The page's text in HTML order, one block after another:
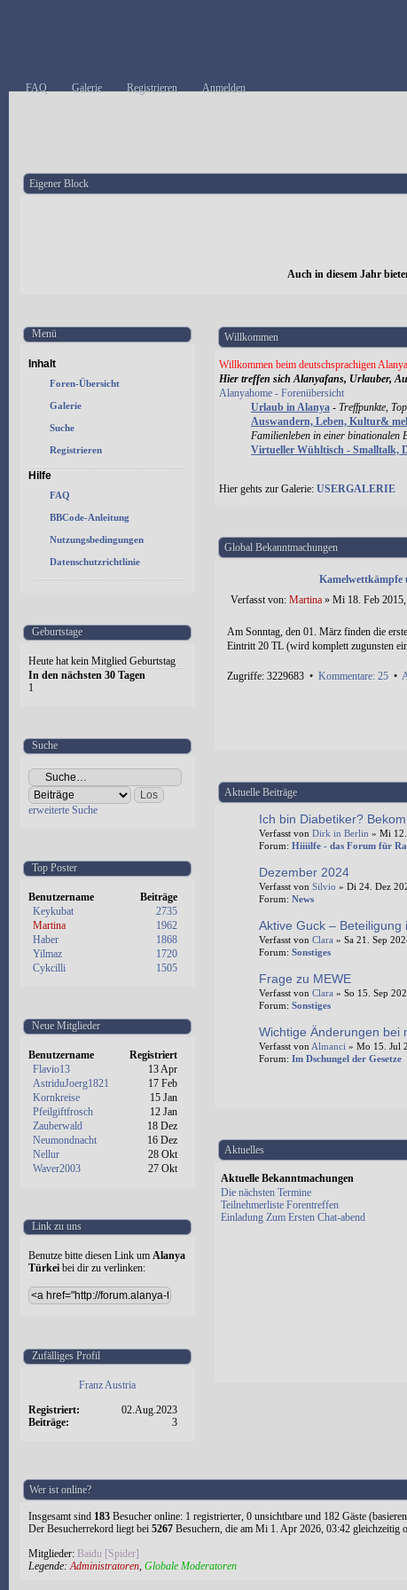
FAQ Galerie Registrieren Anmelden
Eigener Block
Auch in diesem Jahr
Menü
Inhalt
Foren-Übersicht
Galerie
Suche
Registrieren
Hilfe
FAQ
BBCode-Anleitung
Nutzungsbedingungen
Datenschutzrichtlinie
Geburtstage
Heute hat kein Mitglied Geburtstag
In den nächsten 30 Tagen
1
Suche
erweiterte Suche
Top Poster
Benutzername
Beiträge
Keykubat
2735
Martina
1962
Haber
1868
Yilmaz
1720
Cykcilli
1505
Neue Mitglieder
Benutzername
Registriert
Flavio13
13 Apr
AstriduJoerg1821
17 Feb
Kornkreise
15 Jan
Pfeilgiftfrosch
12 Jan
Zauberwald
18 Dez
Neumondnacht
16 Dez
Nellur
28 Okt
Waver2003
27 Okt
Link zu uns
Benutze bitte diesen Link um Alanya
Türkei bei dir zu verlinken:
Zufälliges Profil
Franz Austria
Registriert:
02.Aug.2023
Beiträge:
3
Willkommen
Willkommen beim deutschsprachigen
Hier treffen sich Alanyafans, Urlauber,
Alanyahome - Forenübersicht
Urlaub in Alanya - Treffpunkte,
Auswandern, Leben, Kultur&
Familienleben in einer binationalen
Virtueller Wühltisch - Smalltalk,
Hier gehts zur Galerie: USERGALERIE
Global Bekanntmachungen
Kamelwettkämpfe
Verfasst von: Martina » Mi 18. Feb
Am Sonntag, den 01. März finden die
Eintritt 20 TL (wird komplett zugunsten
Zugriffe: 3229683 • Kommentare: 25 •
Aktuelle Beiträge
Ich bin Diabetiker?
Verfasst von Dirk in Berlin » Mi
Forum: Hiiiilfe - das Forum für
Dezember 2024
Verfasst von Silvio » Di 24. Dez
Forum: News
Aktive Guck – Beteiligung
Verfasst von Clara » Sa 21. Sep
Forum: Sonstiges
Frage zu MEWE
Verfasst von Clara » So 15. Sep
Forum: Sonstiges
Wichtige Änderungen bei
Verfasst von Almanci » Mo 15. Jul
Forum: Im Dschungel der Gesetze
Aktuelles
Aktuelle Bekanntmachungen
Die nächsten Termine
Teilnehmerliste Forentreffen
Einladung Zum Ersten Chat-abend
Wer ist online?
Insgesamt sind 183 Besucher online: 1 registrierter, 0 unsichtbare und 182 Gäste
Der Besucherrekord liegt bei 5267 Besuchern, die am Mi 1. Apr 2026, 03:42 gleichzeitig
Mitglieder: Baidu [Spider]
Legende:Administratoren, Globale Moderatoren